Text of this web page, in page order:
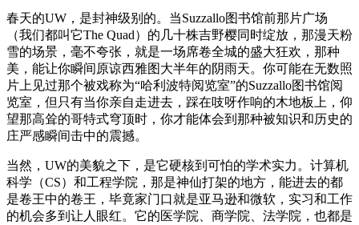
春天的UW，是封神级别的。当Suzzallo图书馆前那片广场
（我们都叫它The Quad）的几十株吉野樱同时绽放，那漫天粉
雪的场景，毫不夸张，就是一场席卷全城的盛大狂欢，那种
美，能让你瞬间原谅西雅图大半年的阴雨天。你可能在无数照
片上见过那个被戏称为“哈利波特阅览室”的Suzzallo图书馆阅
览室，但只有当你亲自走进去，踩在吱呀作响的木地板上，仰
望那高耸的哥特式穹顶时，你才能体会到那种被知识和历史的
庄严感瞬间击中的震撼。
当然，UW的美貌之下，是它硬核到可怕的学术实力。计算机
科学（CS）和工程学院，那是神仙打架的地方，能进去的都
是卷王中的卷王，毕竟家门口就是亚马逊和微软，实习和工作
的机会多到让人眼红。它的医学院、商学院、法学院，也都是